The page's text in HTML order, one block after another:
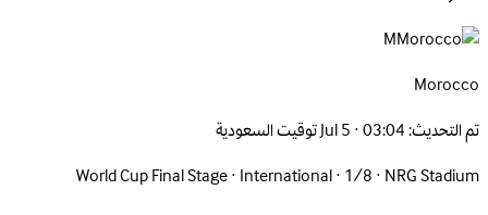
M
Morocco
تم التحديث:Jul 5 · 03:04 توقيت السعودية
World Cup Final Stage· International· 1/8· NRG Stadium